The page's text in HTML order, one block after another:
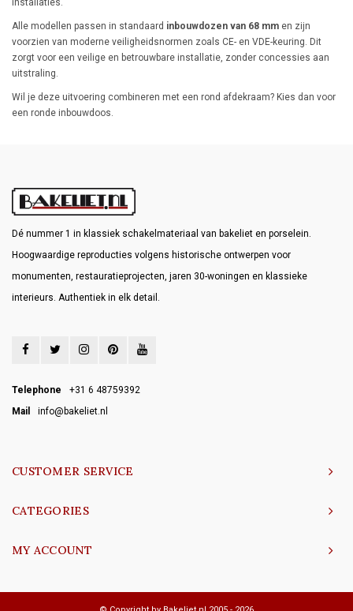
installaties.
Alle modellen passen in standaard inbouwdozen van 68 mm en zijn
voorzien van moderne veiligheidsnormen zoals CE- en VDE-keuring. Dit
zorgt voor een veilige en betrouwbare installatie, zonder concessies aan
uitstraling.
Wil je deze uitvoering combineren met een rond afdekraam? Kies dan voor
een ronde inbouwdoos.
Dé nummer 1 in klassiek schakelmateriaal van bakeliet en porselein.
Hoogwaardige reproducties volgens historische ontwerpen voor
monumenten, restauratieprojecten, jaren 30-woningen en klassieke
interieurs. Authentiek in elk detail.
Telephone
+31 6 48759392
Mail
info@bakeliet.nl
CUSTOMER SERVICE
CATEGORIES
MY ACCOUNT